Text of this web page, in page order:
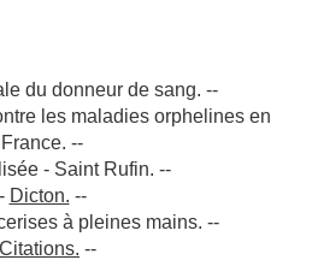
du donneur de sang. --
les maladies orphelines en
France. --
- Saint Rufin. --
- Dicton. --
à pleines mains. --
Citations. --